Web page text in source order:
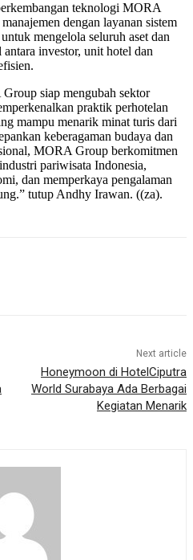
teknologi MORA
dengan layanan sistem
mengelola seluruh aset dan
investor, unit hotel dan
siap mengubah sektor
praktik perhotelan
mampu menarik minat turis dari
keberagaman budaya dan
MORA Group berkomitmen
pariwisata Indonesia,
dan memperkaya pengalaman
tutup Andhy Irawan. ((za).
Next article
Honeymoon di HotelCiputra
World Surabaya Ada Berbagai
Kegiatan Menarik